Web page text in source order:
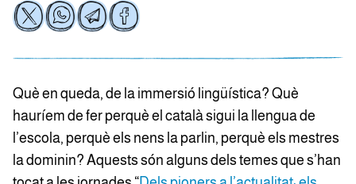
Què en queda, de la immersió lingüística? Què
hauríem de fer perquè el català sigui la llengua de
l’escola, perquè els nens la parlin, perquè els mestres
la dominin? Aquests són alguns dels temes que s’han